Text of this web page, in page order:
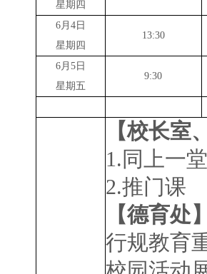
星期四
6月 4 日
星期四
13:30
6月 5 日
星期五
9:30
【校长室
1.同上一
2.推门课
【德育处】
行规教育